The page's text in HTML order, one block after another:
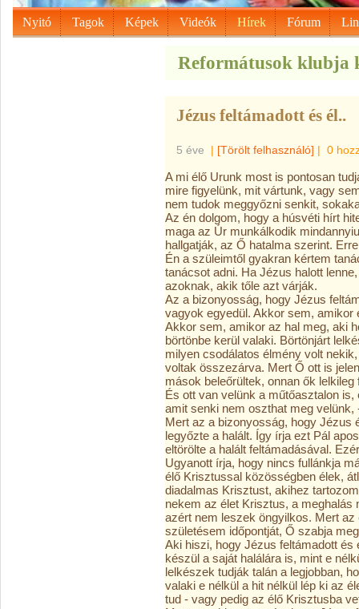
Nyitó Tagok Képek Videók Hírek Fórum
Reformátusok klubja
Jézus feltámadott és él..
5 éve | [Törölt felhasználó] | 0
A mi élő Urunk most is pontosan
mire figyelünk, mit vártunk, vagy
nem tudok meggyőzni senkit,
Az én dolgom, hogy a húsvéti hírt
maga az Úr munkálkodik
hallgatják, az Ő hatalma szerint.
Én a szüleimtől gyakran kértem
tanácsot adni. Ha Jézus halott
azoknak, akik tőle azt várják.
Az a bizonyosság, hogy Jézus
vagyok egyedül. Akkor sem, amikor
Akkor sem, amikor az hal meg, aki
börtönbe kerül valaki. Börtönjárt
milyen csodálatos élmény volt
voltak összezárva. Mert Ő ott is
mások beleőrültek, onnan ők
És ott van velünk a műtőasztalon
amit senki nem oszthat meg
Mert az a bizonyosság, hogy Jézus
legyőzte a halált. Így írja ezt Pál
eltörölte a halált feltámadásával.
Ugyanott írja, hogy nincs fullánkja
élő Krisztussal közösségben élek,
diadalmas Krisztust, akihez
nekem az élet Krisztus, a
azért nem leszek öngyilkos. Mert
születésem időpontját, Ő szabja
Aki hiszi, hogy Jézus feltámadott
készül a saját halálára is, mint e
lelkészek tudják talán a legjobban,
valaki e nélkül a hit nélkül lép ki az
tud - vagy pedig az élő Krisztusba